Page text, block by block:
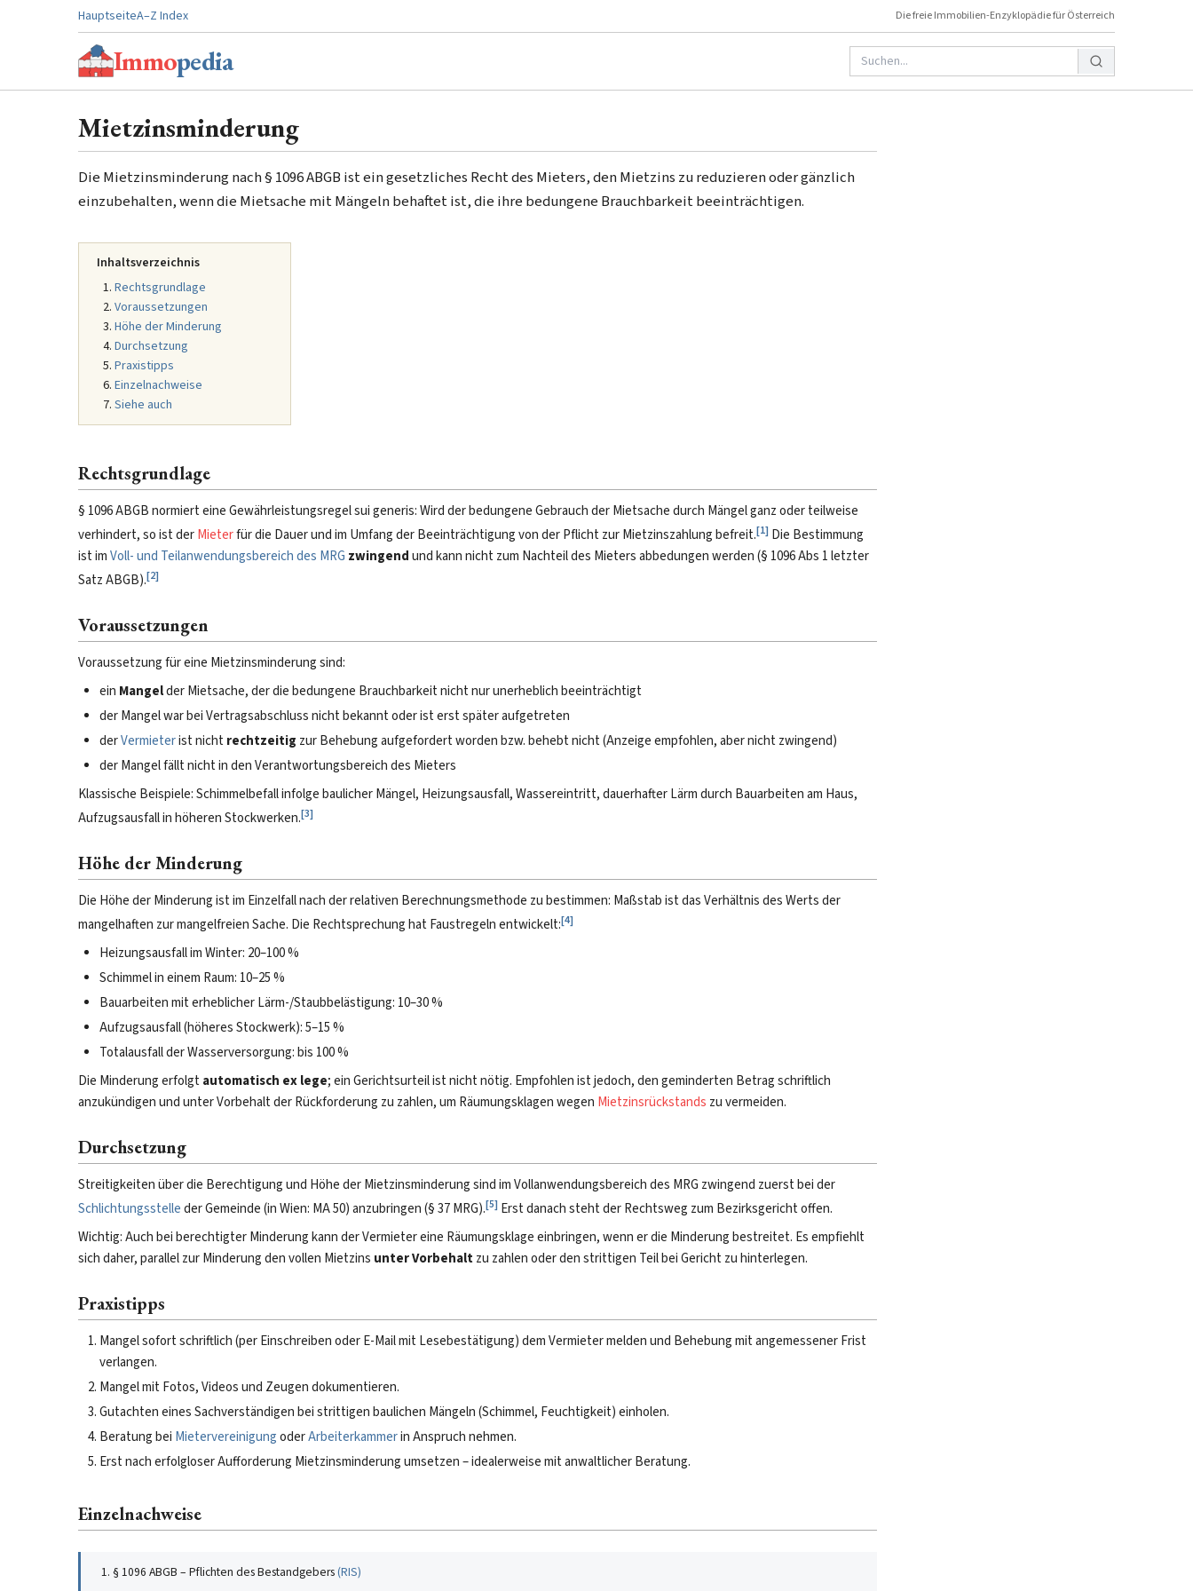
HauptseiteA–Z Index Die freie Immobilien-Enzyklopädie für Österreich
Immopedia
Mietzinsminderung
Die Mietzinsminderung nach § 1096 ABGB ist ein gesetzliches Recht des Mieters, den Mietzins zu reduzieren oder gänzlich
einzubehalten, wenn die Mietsache mit Mängeln behaftet ist, die ihre bedungene Brauchbarkeit beeinträchtigen.
Inhaltsverzeichnis
Rechtsgrundlage
Voraussetzungen
Höhe der Minderung
Durchsetzung
Praxistipps
Einzelnachweise
Siehe auch
Rechtsgrundlage
§ 1096 ABGB normiert eine Gewährleistungsregel sui generis: Wird der bedungene Gebrauch der Mietsache durch Mängel ganz oder teilweise
verhindert, so ist derMieterfür die Dauer und im Umfang der Beeinträchtigung von der Pflicht zur Mietzinszahlung befreit.[1] Die Bestimmung
ist imVoll- und Teilanwendungsbereich des MRG zwingendund kann nicht zum Nachteil des Mieters abbedungen werden (§ 1096 Abs 1 letzter
Satz ABGB).[2]
Voraussetzungen
Voraussetzung für eine Mietzinsminderung sind:
ein Mangelder Mietsache, der die bedungene Brauchbarkeit nicht nur unerheblich beeinträchtigt
der Mangel war bei Vertragsabschluss nicht bekannt oder ist erst später aufgetreten
derVermieterist nicht rechtzeitig zur Behebung aufgefordert worden bzw. behebt nicht (Anzeige empfohlen, aber nicht zwingend)
der Mangel fällt nicht in den Verantwortungsbereich des Mieters
Klassische Beispiele: Schimmelbefall infolge baulicher Mängel, Heizungsausfall, Wassereintritt, dauerhafter Lärm durch Bauarbeiten am Haus,
Aufzugsausfall in höheren Stockwerken.[3]
Höhe der Minderung
Die Höhe der Minderung ist im Einzelfall nach der relativen Berechnungsmethode zu bestimmen: Maßstab ist das Verhältnis des Werts der
mangelhaften zur mangelfreien Sache. Die Rechtsprechung hat Faustregeln entwickelt:[4]
Heizungsausfall im Winter: 20–100 %
Schimmel in einem Raum: 10–25 %
Bauarbeiten mit erheblicher Lärm-/Staubbelästigung: 10–30 %
Aufzugsausfall (höheres Stockwerk): 5–15 %
Totalausfall der Wasserversorgung: bis 100 %
Die Minderung erfolgt automatisch ex lege; ein Gerichtsurteil ist nicht nötig. Empfohlen ist jedoch, den geminderten Betrag schriftlich
anzukündigen und unter Vorbehalt der Rückforderung zu zahlen, um Räumungsklagen wegen Mietzinsrückstands zu vermeiden.
Durchsetzung
Streitigkeiten über die Berechtigung und Höhe der Mietzinsminderung sind im Vollanwendungsbereich des MRG zwingend zuerst bei der
Schlichtungsstelleder Gemeinde (in Wien: MA 50) anzubringen (§ 37 MRG).[5] Erst danach steht der Rechtsweg zum Bezirksgericht offen.
Wichtig: Auch bei berechtigter Minderung kann der Vermieter eine Räumungsklage einbringen, wenn er die Minderung bestreitet. Es empfiehlt
sich daher, parallel zur Minderung den vollen Mietzins unter Vorbehaltzu zahlen oder den strittigen Teil bei Gericht zu hinterlegen.
Praxistipps
Mangel sofort schriftlich (per Einschreiben oder E-Mail mit Lesebestätigung) dem Vermieter melden und Behebung mit angemessener Frist
verlangen.
Mangel mit Fotos, Videos und Zeugen dokumentieren.
Gutachten eines Sachverständigen bei strittigen baulichen Mängeln (Schimmel, Feuchtigkeit) einholen.
Beratung bei MietervereinigungoderArbeiterkammerin Anspruch nehmen.
Erst nach erfolgloser Aufforderung Mietzinsminderung umsetzen – idealerweise mit anwaltlicher Beratung.
Einzelnachweise
§ 1096 ABGB – Pflichten des Bestandgebers(RIS)